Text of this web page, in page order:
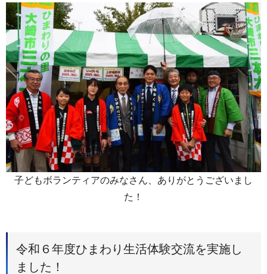
子どもボランティアのみなさん、ありがとうございまし
た！
令和６年度ひまわり生活体験交流を実施し
ました！